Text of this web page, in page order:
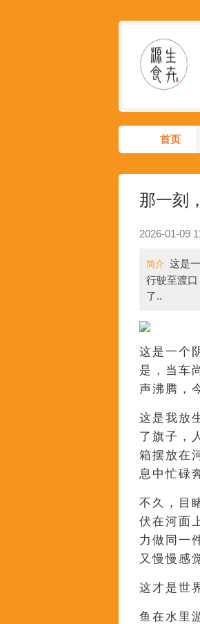
首页
那一刻
2026-01-09
简介 这是
行驶至渡
了..
这是一个
是，当车
声沸腾，
这是我放
了旗子，
箱摆放在
息中忙碌
不久，目
伏在河面
力做同一
又慢慢感
这才是世
鱼在水里